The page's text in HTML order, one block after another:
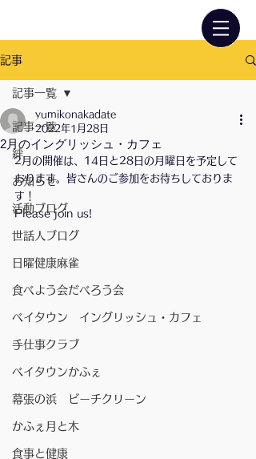
記事
記事一覧
絆
お知らせ
活動ブログ
世話人ブログ
日曜健康麻雀
食べよう会だべろう会
ベイタウン イングリッシュ・カフェ
手仕事クラブ
ベイタウンかふぇ
幕張の浜 ビーチクリーン
かふぇ月と木
食事と健康
記事一覧
2月のイングリッシュ・カフェ
yumikonakadate
2022年1月28日
2月の開催は、14日と28日の月曜日を予定して
おります。皆さんのご参加をお待ちしておりま
す！
Please join us!